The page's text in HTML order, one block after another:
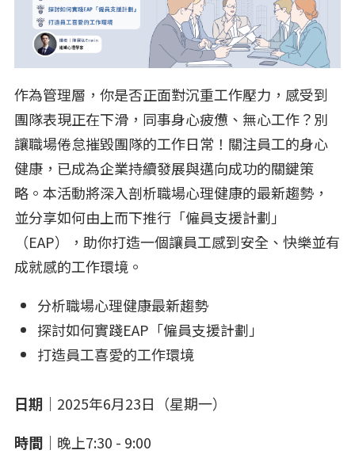
作為管理層，你是否正面對沉重工作壓力，感受到
團隊表現正在下滑，同事身心疲憊、無心工作？別
讓職場倦怠摧毀團隊的工作日常！關注員工的身心
健康，已成為企業持續發展與邁向成功的關鍵策
略。本活動將深入剖析職場心理健康的最新趨勢，
並分享如何由上而下推行「僱員支援計劃」
（EAP），助你打造一個讓員工感到安全、快樂並有
成就感的工作環境。
分析職場心理健康最新趨勢
探討如何實踐EAP「僱員支援計劃」
打造員工喜愛的工作環境
日期 ｜2025年6月23日（星期一）
時間 ｜晚上7:30 - 9:00